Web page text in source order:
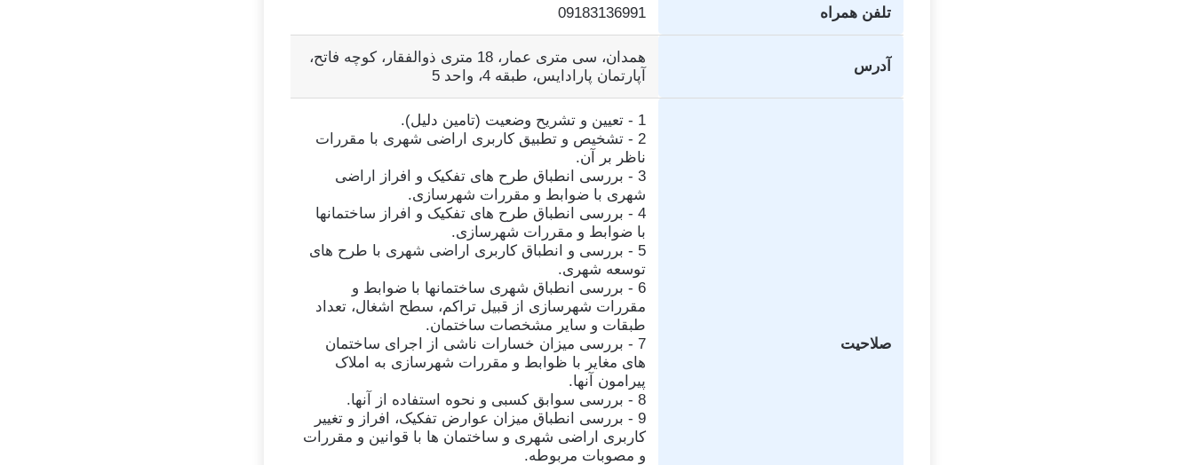
تلفن همراه 09183136991
آدرس
همدان، سی متری عمار، 18 متری ذوالفقار، کوچه فاتح،
آپارتمان پارادایس، طبقه 4، واحد 5
صلاحیت
1 - تعیین و تشریح وضعیت (تامین دلیل).
2 - تشخیص و تطبیق کاربری اراضی شهری با مقررات
ناظر بر آن.
3 - بررسی انطباق طرح های تفکیک و افراز اراضی
شهری با ضوابط و مقررات شهرسازی.
4 - بررسی انطباق طرح های تفکیک و افراز ساختمانها
با ضوابط و مقررات شهرسازی.
5 - بررسی و انطباق کاربری اراضی شهری با طرح های
توسعه شهری.
6 - بررسی انطباق شهری ساختمانها با ضوابط و
مقررات شهرسازی از قبیل تراکم، سطح اشغال، تعداد
طبقات و سایر مشخصات ساختمان.
7 - بررسی میزان خسارات ناشی از اجرای ساختمان
های مغایر با ظوابط و مقررات شهرسازی به املاک
پیرامون آنها.
8 - بررسی سوابق کسبی و نحوه استفاده از آنها.
9 - بررسی انطباق میزان عوارض تفکیک، افراز و تغییر
کاربری اراضی شهری و ساختمان ها با قوانین و مقررات
و مصوبات مربوطه.